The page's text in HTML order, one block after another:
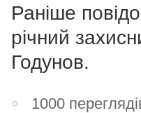
Раніше
річний
Годунов.
1000